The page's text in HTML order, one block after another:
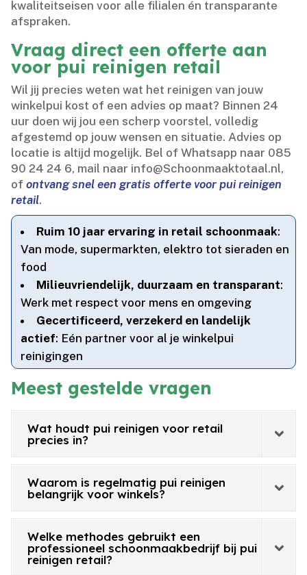
kwaliteitseisen voor alle filialen én transparante
afspraken.​
Vraag direct een offerte aan
voor pui reinigen retail
Wil jij precies weten wat het reinigen van jouw
winkelpui kost of een advies op maat? Binnen 24
uur doen wij jou een scherp voorstel, volledig
afgestemd op jouw wensen en situatie.​ Advies op
locatie is altijd mogelijk.​ Bel of Whatsapp naar 085
90 24 24 6, mail naar info@Schoonmaaktotaal.​nl,
ofontvang snel een gratis offerte voor pui reinigen
retail.​
Ruim 10 jaar ervaring in retail schoonmaak:
Van mode, supermarkten, elektro tot sieraden en
food
Milieuvriendelijk, duurzaam en transparant:
Werk met respect voor mens en omgeving
Gecertificeerd, verzekerd en landelijk
actief: Eén partner voor al je winkelpui
reinigingen
Meest gestelde vragen
Wat houdt pui reinigen voor retail
precies in?
Waarom is regelmatig pui reinigen
belangrijk voor winkels?
Welke methodes gebruikt een
professioneel schoonmaakbedrijf bij pui
reinigen retail?